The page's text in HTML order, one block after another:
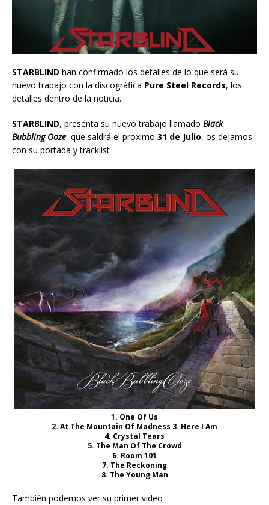
STARBLIND han confirmado los detalles de lo que será su
nuevo trabajo con la discográfica Pure Steel Records, los
detalles dentro de la noticia.
STARBLIND, presenta su nuevo trabajo llamado Black
Bubbling Ooze, que saldrá el proximo 31 de Julio, os dejamos
con su portada y tracklist
1. One Of Us
2. At The Mountain Of Madness 3. Here I Am
4. Crystal Tears
5. The Man Of The Crowd
6. Room 101
7. The Reckoning
8. The Young Man
También podemos ver su primer video